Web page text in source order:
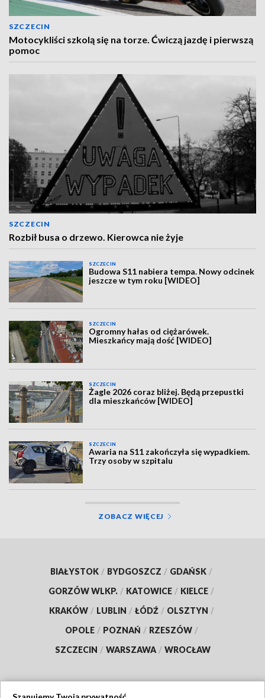
SZCZECIN
Motocykliści szkolą się na torze. Ćwiczą jazdę i pierwszą
pomoc
SZCZECIN
Rozbił busa o drzewo. Kierowca nie żyje
SZCZECIN
Budowa S11 nabiera tempa. Nowy odcinek
jeszcze w tym roku [WIDEO]
SZCZECIN
Ogromny hałas od ciężarówek.
Mieszkańcy mają dość [WIDEO]
SZCZECIN
Żagle 2026 coraz bliżej. Będą przepustki
dla mieszkańców [WIDEO]
SZCZECIN
Awaria na S11 zakończyła się wypadkiem.
Trzy osoby w szpitalu
ZOBACZ WIĘCEJ
BIAŁYSTOK / BYDGOSZCZ / GDAŃSK /
GORZÓW WLKP. / KATOWICE / KIELCE /
KRAKÓW / LUBLIN / ŁÓDŹ / OLSZTYN /
OPOLE / POZNAŃ / RZESZÓW /
SZCZECIN / WARSZAWA / WROCŁAW